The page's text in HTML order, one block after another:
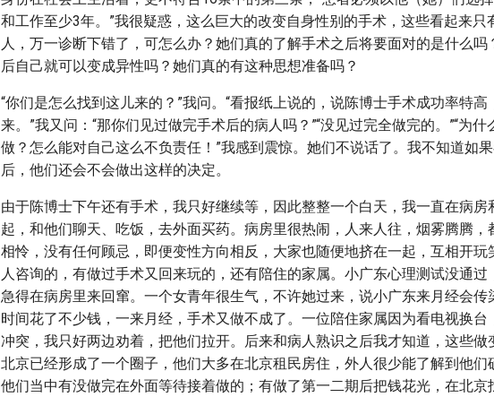
和工作至少3年。”我很疑惑，这么巨大的改变自身性别的手术，这些看起来只
人，万一诊断下错了，可怎么办？她们真的了解手术之后将要面对的是什么吗
后自己就可以变成异性吗？她们真的有这种思想准备吗？
“你们是怎么找到这儿来的？”我问。“看报纸上说的，说陈博士手术成功率特高
来。”我又问：“那你们见过做完手术后的病人吗？”“没见过完全做完的。”“为
做？怎么能对自己这么不负责任！”我感到震惊。她们不说话了。我不知道如
后，他们还会不会做出这样的决定。
由于陈博士下午还有手术，我只好继续等，因此整整一个白天，我一直在病房
起，和他们聊天、吃饭，去外面买药。病房里很热闹，人来人往，烟雾腾腾，
相怜，没有任何顾忌，即便变性方向相反，大家也随便地挤在一起，互相开玩
人咨询的，有做过手术又回来玩的，还有陪住的家属。小广东心理测试没通过
急得在病房里来回窜。一个女青年很生气，不许她过来，说小广东来月经会传
时间花了不少钱，一来月经，手术又做不成了。一位陪住家属因为看电视换台
冲突，我只好两边劝着，把他们拉开。后来和病人熟识之后我才知道，这些做
北京已经形成了一个圈子，他们大多在北京租民房住，外人很少能了解到他们
他们当中有没做完在外面等待接着做的；有做了第一二期后把钱花光，在北京